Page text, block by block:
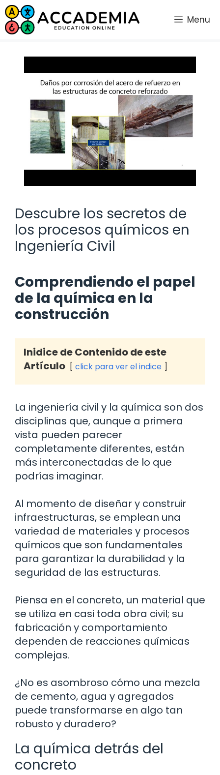
Saltar
al
contenido
Menu
Descubre los secretos de
los procesos químicos en
Ingeniería Civil
Comprendiendo el papel
de la química en la
construcción
Inidice de Contenido de este
Artículo
click para ver el indice
La ingeniería civil y la química son dos
disciplinas que, aunque a primera
vista pueden parecer
completamente diferentes, están
más interconectadas de lo que
podrías imaginar.
Al momento de diseñar y construir
infraestructuras, se emplean una
variedad de materiales y procesos
químicos que son fundamentales
para garantizar la durabilidad y la
seguridad de las estructuras.
Piensa en el concreto, un material que
se utiliza en casi toda obra civil; su
fabricación y comportamiento
dependen de reacciones químicas
complejas.
¿No es asombroso cómo una mezcla
de cemento, agua y agregados
puede transformarse en algo tan
robusto y duradero?
La química detrás del
concreto